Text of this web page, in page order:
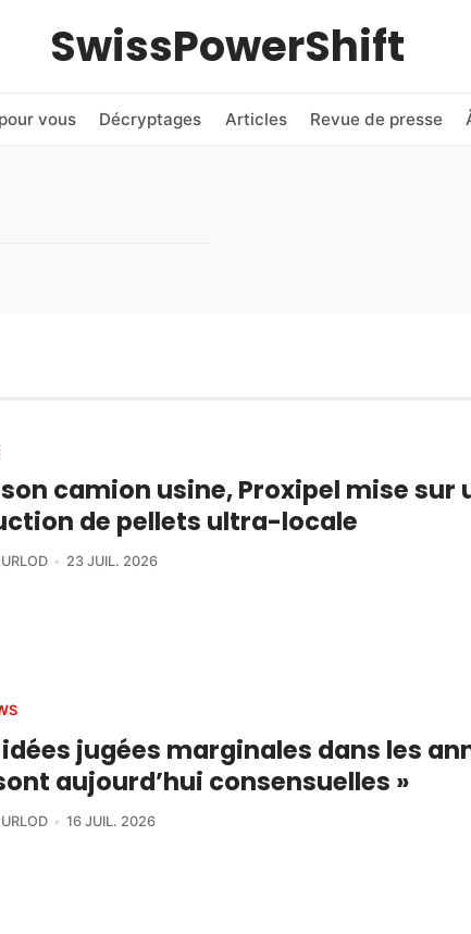
SwissPowerShift
vous Décryptages Articles Revue de presse
camion usine, Proxipel mise sur
de pellets ultra-locale
23 JUIL. 2026
idées jugées marginales dans les
aujourd’hui consensuelles »
16 JUIL. 2026